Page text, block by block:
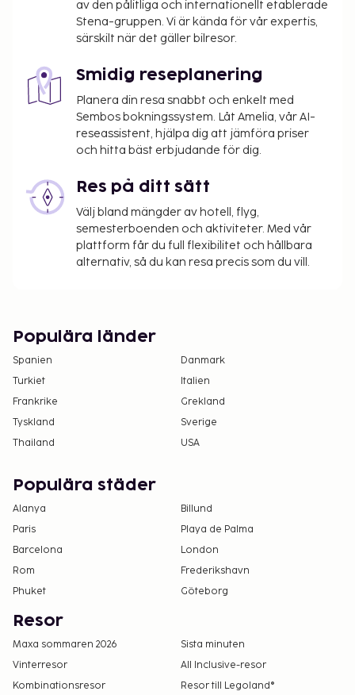
av den pålitliga och internationellt etablerade
Stena-gruppen. Vi är kända för vår expertis,
särskilt när det gäller bilresor.
Smidig reseplanering
Planera din resa snabbt och enkelt med
Sembos bokningssystem. Låt Amelia, vår AI-
reseassistent, hjälpa dig att jämföra priser
och hitta bäst erbjudande för dig.
Res på ditt sätt
Välj bland mängder av hotell, flyg,
semesterboenden och aktiviteter. Med vår
plattform får du full flexibilitet och hållbara
alternativ, så du kan resa precis som du vill.
Populära länder
Spanien
Danmark
Turkiet
Italien
Frankrike
Grekland
Tyskland
Sverige
Thailand
USA
Populära städer
Alanya
Billund
Paris
Playa de Palma
Barcelona
London
Rom
Frederikshavn
Phuket
Göteborg
Resor
Maxa sommaren 2026
Sista minuten
Vinterresor
All Inclusive-resor
Kombinationsresor
Resor till Legoland®